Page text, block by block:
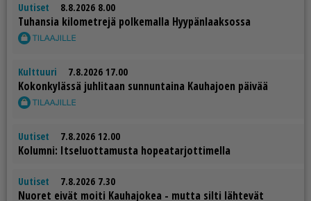
Uutiset 8.8.2026 8.00
Tu­han­sia ki­lo­met­re­jä pol­ke­mal­la Hyy­pän­laak­sos­sa
Kulttuuri 7.8.2026 17.00
Ko­kon­ky­läs­sä juh­li­taan sun­nun­tai­na Kau­ha­jo­en päi­vää
Uutiset 7.8.2026 12.00
Ko­lum­ni: It­se­luot­ta­mus­ta ho­pe­a­tar­jot­ti­mel­la
Uutiset 7.8.2026 7.30
Nuo­ret ei­vät moi­ti Kau­ha­jo­kea - mut­ta sil­ti läh­te­vät